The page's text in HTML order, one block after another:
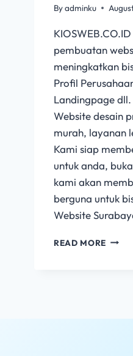
Byadminku
pembuatan
meningkatkan
Profil
Landingpage
Website desain
murah, layanan
Kami siap
untuk anda,
kami akan
berguna untuk
Website
READ MORE